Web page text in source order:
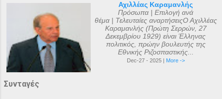
Αχιλλέας Καραμανλής
Πρόσωπα | Επιλογή ανά
θέμα | Τελευταίες αναρτήσειςΟ Αχιλλέας
Καραμανλής (Πρώτη Σερρών, 27
Δεκεμβρίου 1929) είναι Έλληνας
πολιτικός, πρώην βουλευτής της
Εθνικής Ριζοσπαστικής...
Dec-27 - 2025 | More ->
Συνταγές